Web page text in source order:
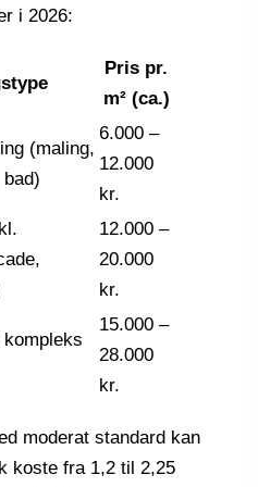
i 2026:
Pris pr.
m² (ca.)
(maling,
6.000 –
12.000
kr.
12.000 –
20.000
kr.
kompleks
15.000 –
28.000
kr.
moderat standard kan
koste fra 1,2 til 2,25